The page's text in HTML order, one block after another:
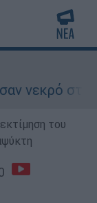
στο
του